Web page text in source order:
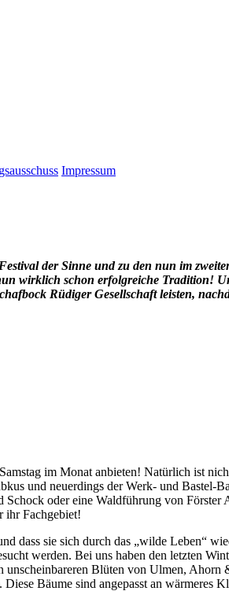
Impressum
der Sinne und zu den nun im
wirklich schon erfolgreiche Tradition!
Rüdiger Gesellschaft leisten,
im Monat anbieten! Natürlich ist
und neuerdings der Werk- und Bastel-
oder eine Waldführung von Förster
ihr Fachgebiet!
dass sie sich durch das „wilde Leben“
werden. Bei uns haben den letzten
unscheinbareren Blüten von Ulmen,
Bäume sind angepasst an wärmeres